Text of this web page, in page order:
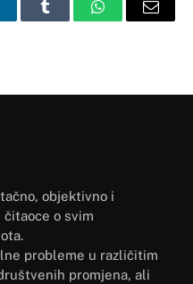
Tumblr WhatsAppEmail
objektivno i
o svim
probleme u različitim
promjena, ali